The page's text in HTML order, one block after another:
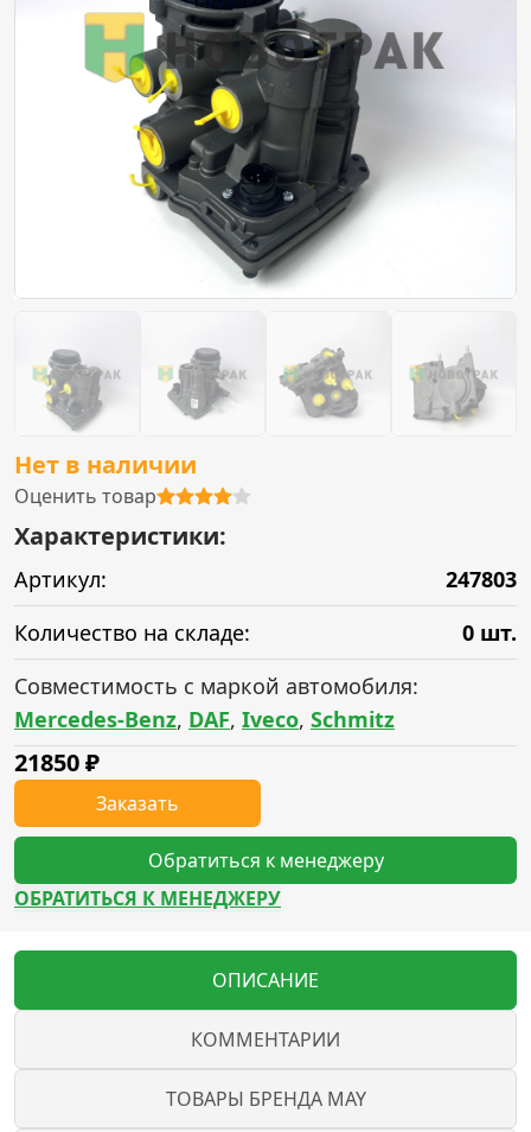
Нет в наличии
Оценить товар
Характеристики:
Артикул:
247803
Количество на складе:
0 шт.
Совместимость с маркой автомобиля:
Mercedes-Benz, DAF, Iveco, Schmitz
21850₽
Заказать
Обратиться к менеджеру
ОБРАТИТЬСЯ К МЕНЕДЖЕРУ
ОПИСАНИЕ
КОММЕНТАРИИ
ТОВАРЫ БРЕНДА MAY